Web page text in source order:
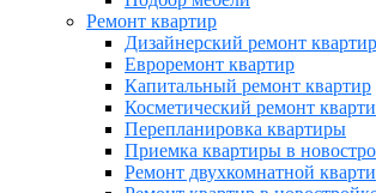
Ремонт квартир
Дизайнерский ремонт квартир
Евроремонт квартир
Капитальный ремонт квартир
Косметический ремонт
Перепланировка квартиры
Приемка квартиры в
Ремонт двухкомнатной